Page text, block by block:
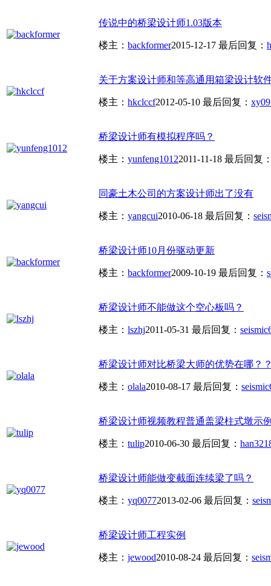
传说中的桥梁设计师1.03版本
楼主： backformer2015-12-17 最后回复：
关于方案设计师和等高通用箱梁设计软
楼主： hkclccf2012-05-10 最后回复：
桥梁设计师有模拟程序吗？
楼主： yunfeng10122011-11-18 最后回复
同豪土木公司的方案设计师出了没有
楼主： yangcui2010-06-18 最后回复：
桥梁设计师10月份驱动更新
楼主： backformer2009-10-19 最后回复：
桥梁设计师不能做这个空心板吗？
楼主： lszhj2011-05-31 最后回复：
桥梁设计师对比桥梁大师的优势在哪？
楼主： olala2010-08-17 最后回复：
桥梁设计师视频教程普通盖梁柱式墩示
楼主： tulip2010-06-30 最后回复：
桥梁设计师能做变截面连续梁了吗？
楼主： yq00772013-02-06 最后回复：
桥梁设计师工程实例
楼主： jewood2010-08-24 最后回复：